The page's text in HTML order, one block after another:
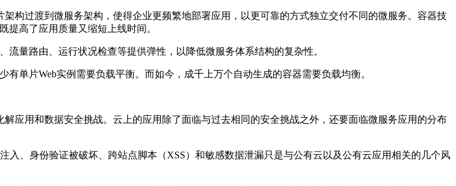
构过渡到微服务架构，使得企业更频繁地部署应用，以更可靠的方式独立交付不同的微服务。容器技
提高了应用质量又缩短上线时间。
量路由、运行状况检查等提供弹性，以降低微服务体系结构的复杂性。
单片Web实例需要负载平衡。而如今，成千上万个自动生成的容器需要负载均衡。
应用和数据安全挑战。云上的应用除了面临与过去相同的安全挑战之外，还要面临微服务应用的分布
入、身份验证被破坏、跨站点脚本（XSS）和敏感数据泄漏只是与公有云以及公有云应用相关的几个风